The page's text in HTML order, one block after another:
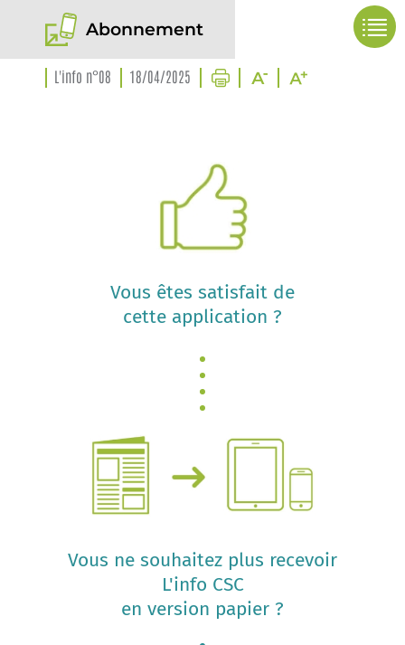
Abonnement
L'info n°08 18/04/2025
Vous êtes satisfait de
cette application ?
Vous ne souhaitez plus recevoir
L'info CSC
en version papier ?